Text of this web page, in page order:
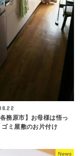
各務原市】お母様は悟っ
ゴミ屋敷のお片付け
News